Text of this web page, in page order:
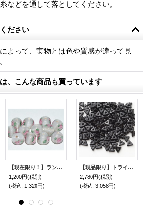
などを通して落としてください。
ださい
よって、実物とは色や質感が違って見
、こんな商品も買っています
【現在限り！】ランプワークビーズ 6mm ホワイトオパール
1,200円(税別)
(税込: 1,320円)
【現品限り】トライビーズ ジェット
2,780円(税別)
(税込: 3,058円)